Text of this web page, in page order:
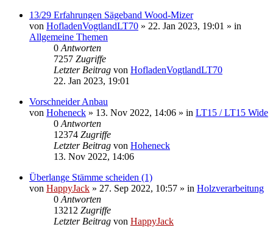
13/29 Erfahrungen Sägeband Wood-Mizer
von HofladenVogtlandLT70 » 22. Jan 2023, 19:01 » in
Allgemeine Themen
0 Antworten
7257 Zugriffe
Letzter Beitrag von HofladenVogtlandLT70
22. Jan 2023, 19:01
Vorschneider Anbau
von Hoheneck » 13. Nov 2022, 14:06 » in LT15 / LT15 Wide
0 Antworten
12374 Zugriffe
Letzter Beitrag von Hoheneck
13. Nov 2022, 14:06
Überlange Stämme scheiden (1)
von HappyJack » 27. Sep 2022, 10:57 » in Holzverarbeitung
0 Antworten
13212 Zugriffe
Letzter Beitrag von HappyJack